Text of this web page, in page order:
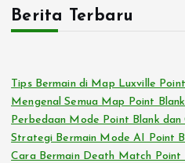
Berita Terbaru
Tips Bermain di Map Luxville
Mengenal Semua Map Point
Perbedaan Mode Point Blank
Strategi Bermain Mode AI Point
Cara Bermain Death Match Point